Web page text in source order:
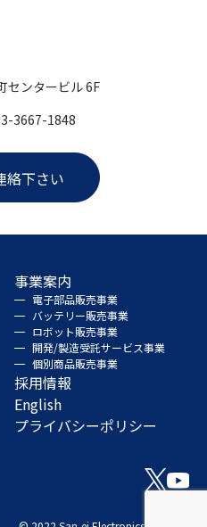
センタービル 6F
3667-1848
絡下さい
事業案内
電子部品販売事業
バッテリー販売事業
ロボット販売事業
開発/製造受託サービス事業
個別商品販売事業
採用情報
English
プライバシーポリシー